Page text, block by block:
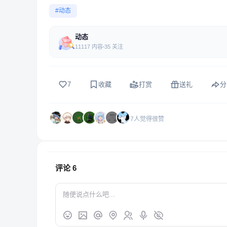
#动态
动态
11117 内容 35 关注
7 收藏 打赏 送礼
7人觉得很赞
评论6